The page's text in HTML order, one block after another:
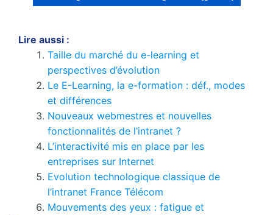
Lire aussi :
Taille du marché du e-learning et
perspectives d’évolution
Le E-Learning, la e-formation : déf., modes
et différences
Nouveaux webmestres et nouvelles
fonctionnalités de l’intranet ?
L’interactivité mis en place par les
entreprises sur Internet
Evolution technologique classique de
l’intranet France Télécom
Mouvements des yeux : fatigue et